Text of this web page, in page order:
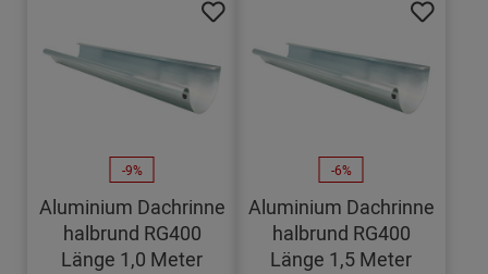
-9%
Aluminium Dachrinne
halbrund RG400
Länge 1,0 Meter
-6%
Aluminium Dachrinne
halbrund RG400
Länge 1,5 Meter